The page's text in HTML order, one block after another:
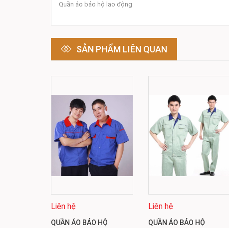
Quần áo bảo hộ lao động
SẢN PHẨM LIÊN QUAN
Liên hệ
QUẦN ÁO BẢO HỘ
Liên hệ
QUẦN ÁO BẢO HỘ